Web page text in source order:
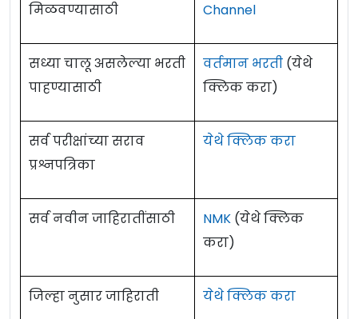
मिळवण्यासाठी
Channel
सध्या चालू असलेल्या भरती
पाहण्यासाठी
वर्तमान भरती (येथे
क्लिक करा)
सर्व परीक्षांच्या सराव
प्रश्नपत्रिका
येथे क्लिक करा
सर्व नवीन जाहिरातींसाठी NMK (येथे क्लिक
करा)
जिल्हा नुसार जाहिराती येथे क्लिक करा